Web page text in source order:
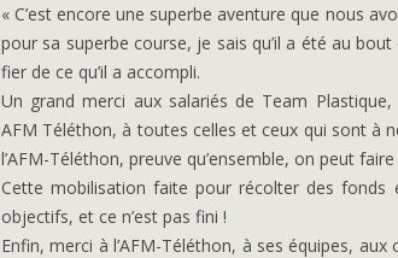
« C’est encore une superbe aventure que nous
pour sa superbe course, je sais qu’il a été au
fier de ce qu’il a accompli.
Un grand merci aux salariés de Team
AFM Téléthon, à toutes celles et ceux qui sont à
l’AFM-Téléthon, preuve qu’ensemble, on peut
Cette mobilisation faite pour récolter des fonds
objectifs, et ce n’est pas fini !
Enfin, merci à l’AFM-Téléthon, à ses équipes,